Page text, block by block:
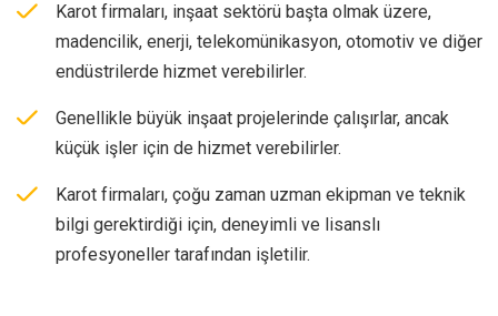
Karot firmaları, inşaat sektörü başta olmak üzere,
madencilik, enerji, telekomünikasyon, otomotiv ve diğer
endüstrilerde hizmet verebilirler.
Genellikle büyük inşaat projelerinde çalışırlar, ancak
küçük işler için de hizmet verebilirler.
Karot firmaları, çoğu zaman uzman ekipman ve teknik
bilgi gerektirdiği için, deneyimli ve lisanslı
profesyoneller tarafından işletilir.